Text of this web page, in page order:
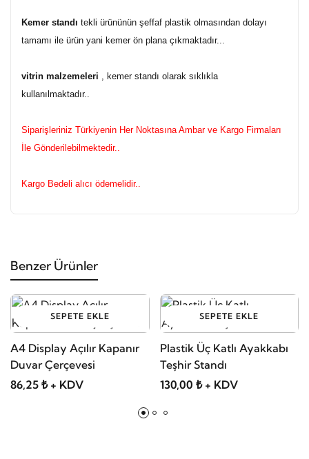
Kemer standı tekli ürününün şeffaf plastik olmasından dolayı
tamamı ile ürün yani kemer ön plana çıkmaktadır...
vitrin malzemeleri , kemer standı olarak sıklıkla
kullanılmaktadır..
Siparişleriniz Türkiyenin Her Noktasına Ambar ve Kargo Firmaları
İle Gönderilebilmektedir..
Kargo Bedeli alıcı ödemelidir..
Benzer Ürünler
SEPETE EKLE
A4 Display Açılır Kapanır
Duvar Çerçevesi
86,25 ₺ + KDV
SEPETE EKLE
Plastik Üç Katlı Ayakkabı
Teşhir Standı
130,00 ₺ + KDV